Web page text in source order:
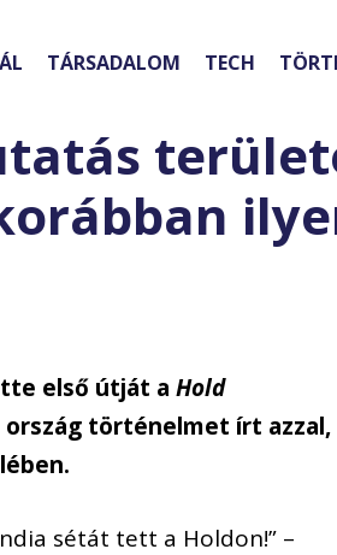
TÁRSADALOM TECH
első útját aHold
történelmet írt azzal,
sétát tett a Holdon!” –